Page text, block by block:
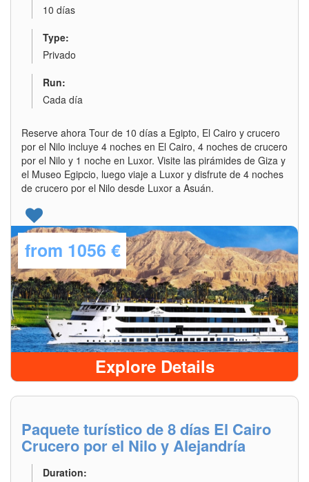
10 días
Type:
Privado
Run:
Cada día
Reserve ahora Tour de 10 días a Egipto, El Cairo y crucero
por el Nilo incluye 4 noches en El Cairo, 4 noches de crucero
por el Nilo y 1 noche en Luxor. Visite las pirámides de Giza y
el Museo Egipcio, luego viaje a Luxor y disfrute de 4 noches
de crucero por el Nilo desde Luxor a Asuán.
from 1056 €
Explore Details
Paquete turístico de 8 días El Cairo
Crucero por el Nilo y Alejandría
Duration: